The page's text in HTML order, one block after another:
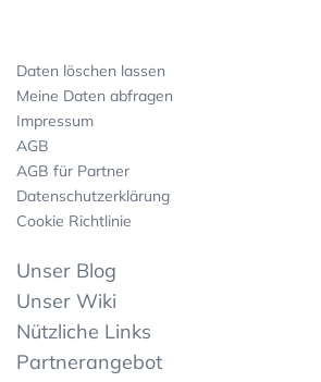
Daten löschen lassen
Meine Daten abfragen
Impressum
AGB
AGB für Partner
Datenschutzerklärung
Cookie Richtlinie
Unser Blog
Unser Wiki
Nützliche Links
Partnerangebot